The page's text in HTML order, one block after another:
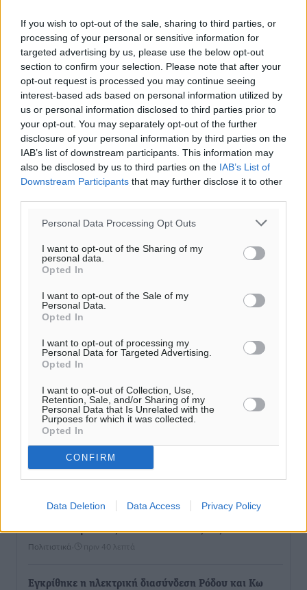
If you wish to opt-out of the sale, sharing to third parties, or
processing of your personal or sensitive information for
targeted advertising by us, please use the below opt-out
section to confirm your selection. Please note that after your
opt-out request is processed you may continue seeing
interest-based ads based on personal information utilized by
us or personal information disclosed to third parties prior to
your opt-out. You may separately opt-out of the further
disclosure of your personal information by third parties on the
IAB’s list of downstream participants. This information may
also be disclosed by us to third parties on the IAB’s List of
Downstream Participants that may further disclose it to other
Personal Data Processing Opt Outs
I want to opt-out of the Sharing of my
personal data.
Opted In
I want to opt-out of the Sale of my
Personal Data.
Opted In
I want to opt-out of processing my
Personal Data for Targeted Advertising.
Opted In
I want to opt-out of Collection, Use,
Retention, Sale, and/or Sharing of my
Personal Data that Is Unrelated with the
Purposes for which it was collected.
Opted In
CONFIRM
Data Deletion Data Access Privacy Policy
Ροή ειδήσεων
Παρουσίαση βιβλίου του Α. Χατζημιχαήλ – Τιμητική
εκδήλωση για τους αυτοδιοικητικούς της Κω
Πολιτιστικά πριν 40 λεπτά
Εγκρίθηκε η ηλεκτρική διασύνδεση Ρόδου και Κω